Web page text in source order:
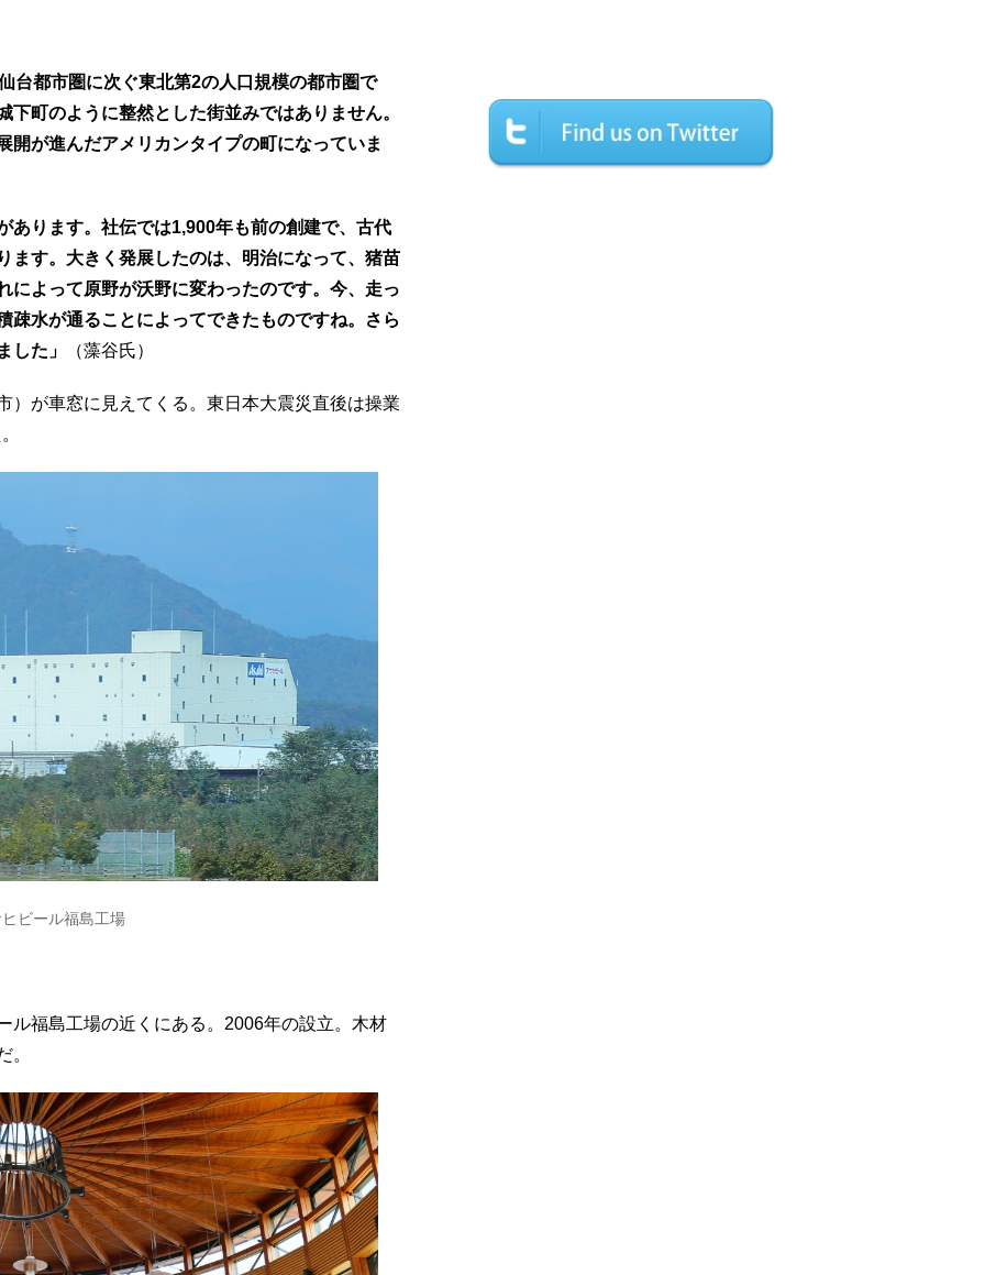
台都市圏に次ぐ東北第2の人口規模の都市圏で
町のように整然とした街並みではありません。
開が進んだアメリカンタイプの町になっていま
ります。社伝では1,900年も前の創建で、古代
ます。大きく発展したのは、明治になって、猪苗
によって原野が沃野に変わったのです。今、走っ
疎水が通ることによってできたものですね。さら
した」
（藻谷氏）
が車窓に見えてくる。東日本大震災直後は操業
ビール福島工場
福島工場の近くにある。2006年の設立。木材
。